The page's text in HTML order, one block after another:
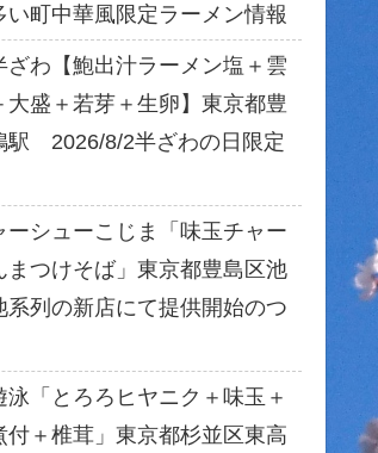
い町中華風限定ラーメン情報
ざわ【鮑出汁ラーメン塩＋雲
大盛＋若芽＋生卵】東京都豊
駅 2026/8/2半ざわの日限定
ーシューこじま「味玉チャー
まつけそば」東京都豊島区池
列の新店にて提供開始のつ
泳「とろろヒヤニク＋味玉＋
付＋椎茸」東京都杉並区東高